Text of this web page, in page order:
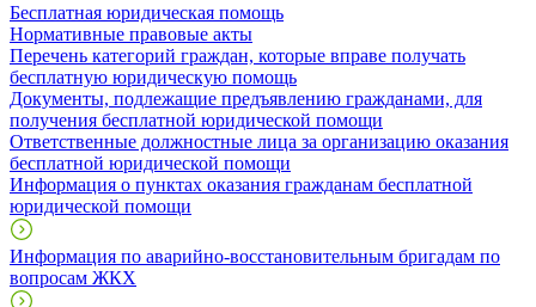
Бесплатная юридическая помощь
Нормативные правовые акты
Перечень категорий граждан, которые вправе получать
бесплатную юридическую помощь
Документы, подлежащие предъявлению гражданами, для
получения бесплатной юридической помощи
Ответственные должностные лица за организацию оказания
бесплатной юридической помощи
Информация о пунктах оказания гражданам бесплатной
юридической помощи
Информация по аварийно-восстановительным бригадам по
вопросам ЖКХ